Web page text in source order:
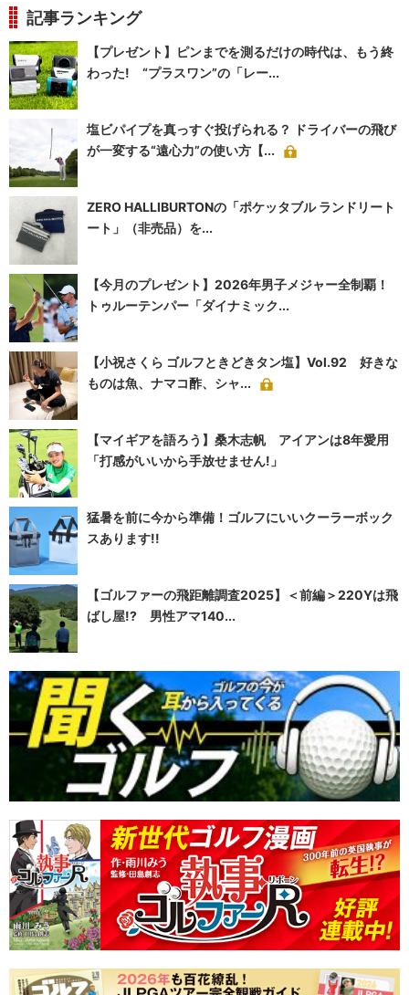
記事ランキング
【プレゼント】ピンまでを測るだけの時代は、もう終
わった! “プラスワン”の「レー...
塩ビパイプを真っすぐ投げられる？ ドライバーの飛び
が一変する“遠心力”の使い方【...
ZERO HALLIBURTONの「ポケッタブル ランドリート
ート」（非売品）を...
【今月のプレゼント】2026年男子メジャー全制覇！
トゥルーテンパー「ダイナミック...
【小祝さくら ゴルフときどきタン塩】Vol.92 好きな
ものは魚、ナマコ酢、シャ...
【マイギアを語ろう】桑木志帆 アイアンは8年愛用
「打感がいいから手放せません!」
猛暑を前に今から準備！ゴルフにいいクーラーボック
スあります!!
【ゴルファーの飛距離調査2025】＜前編＞220Yは飛
ばし屋!? 男性アマ140...